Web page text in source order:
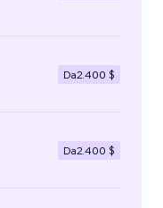
Da2.400 $
Da2.400 $